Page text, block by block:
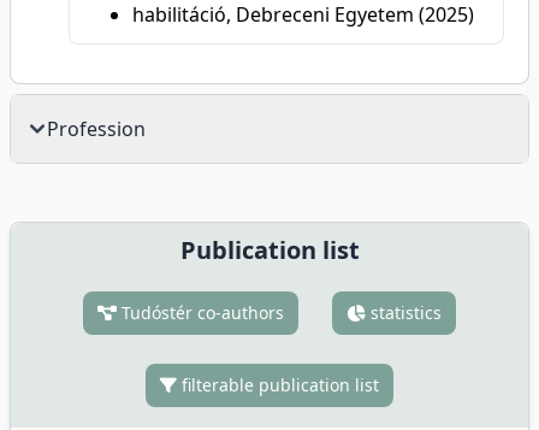
habilitáció, Debreceni Egyetem (2025)
Profession
Publication list
Tudóstér co-authors statistics
filterable publication list